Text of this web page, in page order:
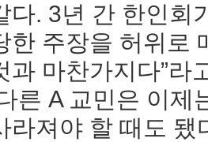
다. 3년 간 한인회
한 주장을 허위로
과 마찬가지다”
른 A 교민은 이제
라져야 할 때도 됐